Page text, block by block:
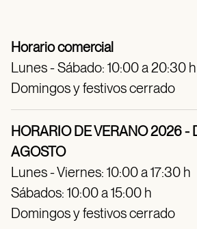
Horario comercial
Lunes - Sábado: 10:00 a 20:30 h
Domingos y festivos cerrado
HORARIO DE VERANO 2026 -
AGOSTO
Lunes - Viernes: 10:00 a 17:30 h
Sábados: 10:00 a 15:00 h
Domingos y festivos cerrado